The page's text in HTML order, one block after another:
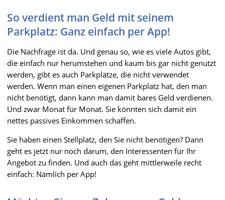
So verdient man Geld mit seinem
Parkplatz: Ganz einfach per App!
Die Nachfrage ist da. Und genau so, wie es viele Autos gibt,
die einfach nur herumstehen und kaum bis gar nicht genutzt
werden, gibt es auch Parkplätze, die nicht verwendet
werden. Wenn man einen eigenen Parkplatz hat, den man
nicht benötigt, dann kann man damit bares Geld verdienen.
Und zwar Monat für Monat. Sie könnten sich damit ein
nettes passives Einkommen schaffen.
Sie haben einen Stellplatz, den Sie nicht benötigen? Dann
geht es jetzt nur noch darum, den Interessenten für Ihr
Angebot zu finden. Und auch das geht mittlerweile recht
einfach: Nämlich per App!